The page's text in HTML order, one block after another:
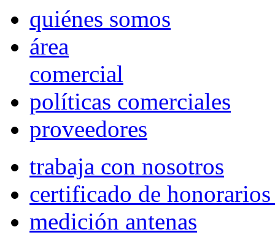
quiénes somos
área
comercial
políticas comerciales
proveedores
trabaja con nosotros
certificado de
medición antenas